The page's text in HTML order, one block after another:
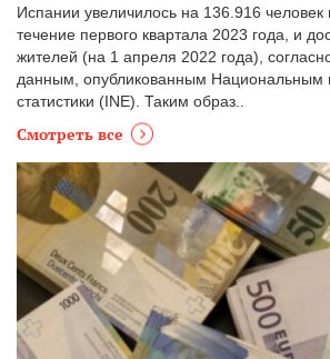
Испании увеличилось на 136.916 человек
течение первого квартала 2023 года, и
жителей (на 1 апреля 2022 года),
данным, опубликованным Национальным
статистики (INE). Таким образ..
Смотреть все